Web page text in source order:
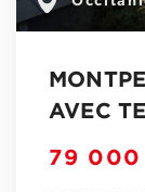
AVEC
79 000